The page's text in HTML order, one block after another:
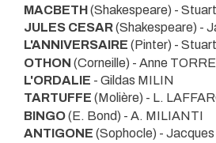
MACBETH(Shakespeare) -
JULES CESAR(Shakespeare) -
L'ANNIVERSAIRE (Pinter) -
OTHON (Corneille) - Anne
L'ORDALIE - Gildas MILIN
TARTUFFE (Molière) - L.
BINGO(E. Bond) - A. MILIANTI
ANTIGONE (Sophocle) -